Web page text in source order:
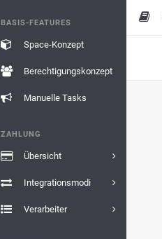
BASIS-FEATURES
Space-Konzept
Berechtigungskonzept
Manuelle Tasks
ZAHLUNG
Übersicht
Integrationsmodi
Verarbeiter